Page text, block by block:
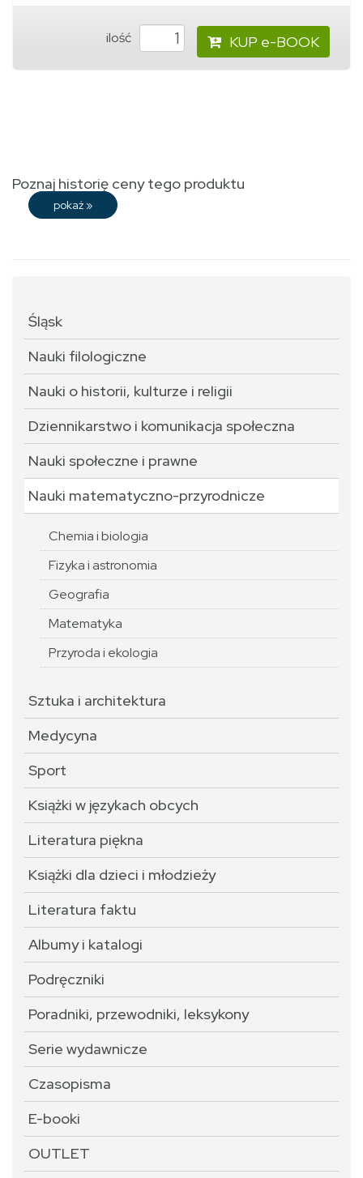
ilość KUP e-BOOK
Poznaj historię ceny tego produktu
pokaż »
Śląsk
Nauki filologiczne
Nauki o historii, kulturze i religii
Dziennikarstwo i komunikacja społeczna
Nauki społeczne i prawne
Nauki matematyczno-przyrodnicze
Chemia i biologia
Fizyka i astronomia
Geografia
Matematyka
Przyroda i ekologia
Sztuka i architektura
Medycyna
Sport
Książki w językach obcych
Literatura piękna
Książki dla dzieci i młodzieży
Literatura faktu
Albumy i katalogi
Podręczniki
Poradniki, przewodniki, leksykony
Serie wydawnicze
Czasopisma
E-booki
OUTLET